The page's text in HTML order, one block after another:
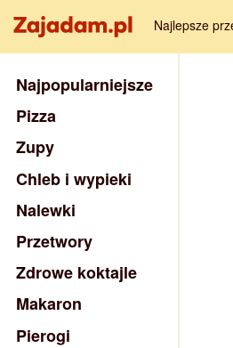
Najlepsze
Najpopularniejsze
Pizza
Zupy
Chleb i wypieki
Nalewki
Przetwory
Zdrowe koktajle
Makaron
Pierogi